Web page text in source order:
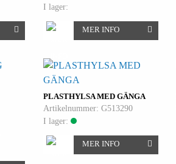
I lager:
MER INFO
PLASTHYLSA MED GÄNGA
Artikelnummer: G513290
I lager:
MER INFO